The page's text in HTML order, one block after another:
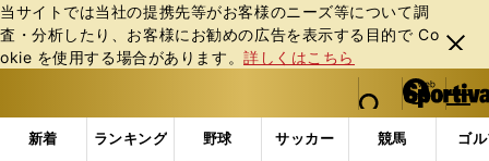
当サイトでは当社の提携先等がお客様のニーズ等について調
査・分析したり、お客様にお勧めの広告を表⽰する⽬的で Co
okie を使⽤する場合があります。詳しくはこちら
閉じ
る
web Sportiva (webスポルティーバ)
検索
マイペ
ー
ジ
メニュ
新着 ランキング 野球 サッカー 競馬 ゴ
b
ス
「佐藤琢磨」の検索結果